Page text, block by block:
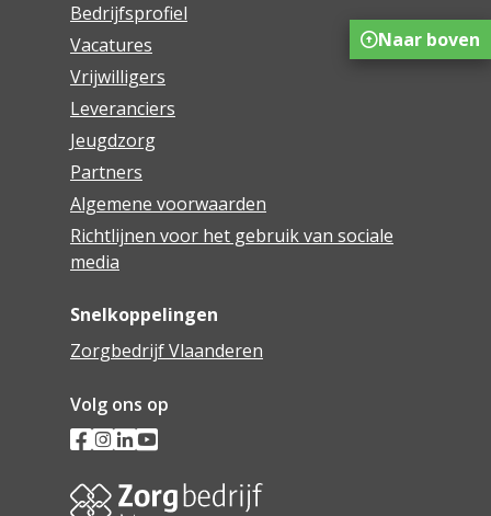
Bedrijfsprofiel
Vacatures
Vrijwilligers
Leveranciers
Jeugdzorg
Partners
Algemene voorwaarden
Richtlijnen voor het gebruik van sociale
media
Snelkoppelingen
Zorgbedrijf Vlaanderen
Volg ons op
Naar boven